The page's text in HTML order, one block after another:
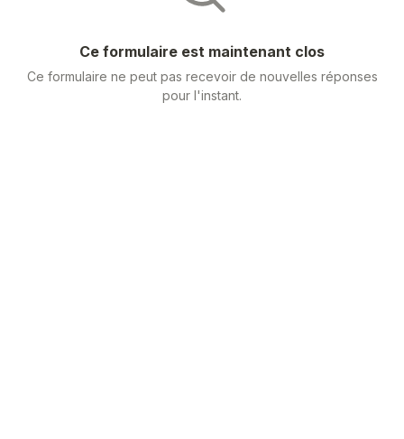
Ce formulaire est maintenant clos
Ce formulaire ne peut pas recevoir de nouvelles réponses
pour l'instant.